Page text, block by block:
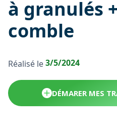
à granulés
comble
Réalisé le3/5/2024
DÉMARER MES